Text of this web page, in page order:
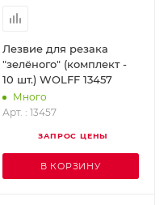
Лезвие для резака
"зелёного" (комплект -
10 шт.) WOLFF 13457
Много
Арт. : 13457
ЗАПРОС ЦЕНЫ
В КОРЗИНУ